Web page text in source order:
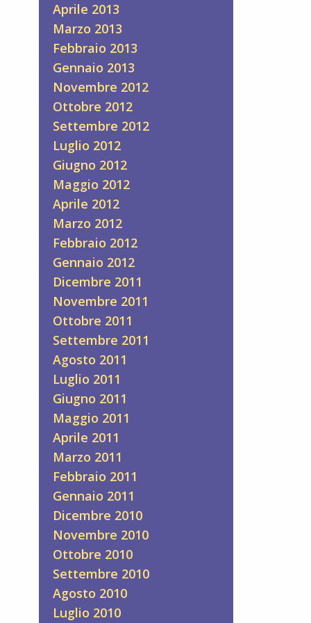
Aprile 2013
Marzo 2013
Febbraio 2013
Gennaio 2013
Novembre 2012
Ottobre 2012
Settembre 2012
Luglio 2012
Giugno 2012
Maggio 2012
Aprile 2012
Marzo 2012
Febbraio 2012
Gennaio 2012
Dicembre 2011
Novembre 2011
Ottobre 2011
Settembre 2011
Agosto 2011
Luglio 2011
Giugno 2011
Maggio 2011
Aprile 2011
Marzo 2011
Febbraio 2011
Gennaio 2011
Dicembre 2010
Novembre 2010
Ottobre 2010
Settembre 2010
Agosto 2010
Luglio 2010